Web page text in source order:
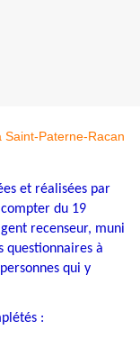
et réalisées par
compter du 19
recenseur, muni
questionnaires à
qui y
: